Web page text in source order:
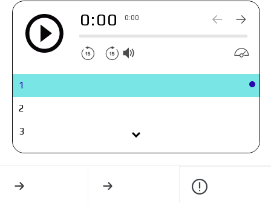
собственное тело.
0:00 0:00
1
2
3
4